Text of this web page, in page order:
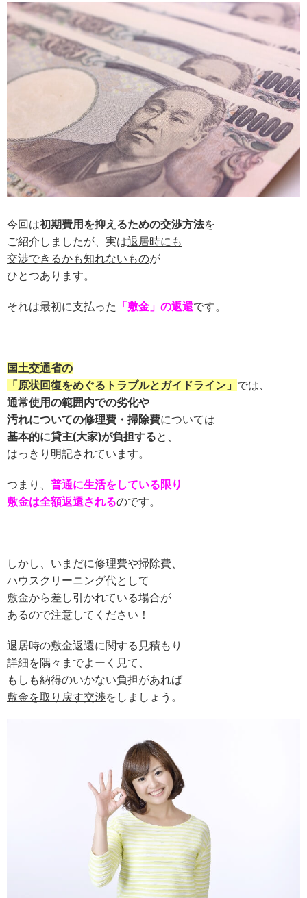
今回は初期費用を抑えるための交渉方法を
ご紹介しましたが、 実は退居時にも
交渉できるかも知れないものが
ひとつあります。
それは最初に支払った 「敷金」の返還です。
国土交通省の
「原状回復をめぐるトラブルとガイドライン」 では、
通常使用の範囲内での劣化や
汚れについての修理費・掃除費については
基本的に貸主(大家)が負担すると、
はっきり明記されています。
つまり、 普通に生活をしている限り
敷金は全額返還されるのです。
しかし、いまだに修理費や掃除費、
ハウスクリーニング代として
敷金から差し引かれている場合が
あるので注意してください！
退居時の敷金返還に関する見積もり
詳細を隅々までよーく見て、
もしも納得のいかない負担があれば
敷金を取り戻す交渉をしましょう。